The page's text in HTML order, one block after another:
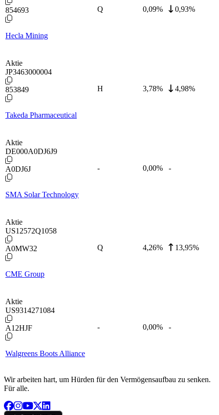
854693
Hecla Mining
Q 0,09% 0,93%
Aktie
JP3463000004
853849
Takeda Pharmaceutical
H 3,78% 4,98%
Aktie
DE000A0DJ6J9
A0DJ6J
SMA Solar Technology
- 0,00% -
Aktie
US12572Q1058
A0MW32
CME Group
Q 4,26% 13,95%
Aktie
US9314271084
A12HJF
Walgreens Boots Alliance
- 0,00% -
Wir arbeiten hart, um Hürden für den Vermögensaufbau zu senken.
Für alle.